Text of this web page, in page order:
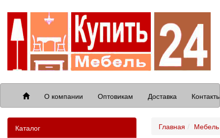
О компании Оптовикам Доставка
Каталог Главная Мебель